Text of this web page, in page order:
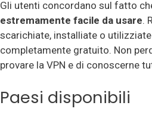
Gli utenti concordano sul fatto
estremamente facile da usare.
scarichiate, installiate o utilizziate
completamente gratuito. Non
provare la VPN e di conoscerne
Paesi disponibili